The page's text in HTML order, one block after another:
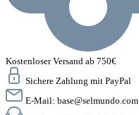
Kostenloser Versand ab 750€
Sichere Zahlung mit PayPal
E-Mail: base@selmundo.com